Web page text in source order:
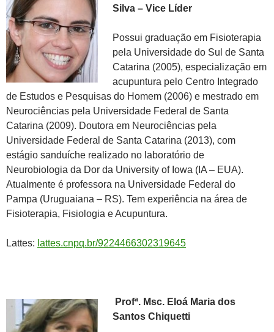
Silva – Vice Líder
Possui graduação em Fisioterapia
pela Universidade do Sul de Santa
Catarina (2005), especialização em
acupuntura pelo Centro Integrado
de Estudos e Pesquisas do Homem (2006) e mestrado em
Neurociências pela Universidade Federal de Santa
Catarina (2009). Doutora em Neurociências pela
Universidade Federal de Santa Catarina (2013), com
estágio sanduíche realizado no laboratório de
Neurobiologia da Dor da University of Iowa (IA – EUA).
Atualmente é professora na Universidade Federal do
Pampa (Uruguaiana – RS). Tem experiência na área de
Fisioterapia, Fisiologia e Acupuntura.
Lattes: lattes.cnpq.br/9224466302319645
Profª. Msc. Eloá Maria dos
Santos Chiquetti